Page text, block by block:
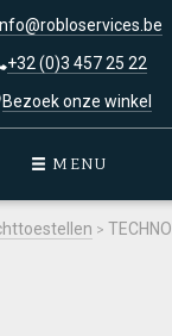
+32 (0)3 457 25 22
Bezoek onze winkel
MENU
>